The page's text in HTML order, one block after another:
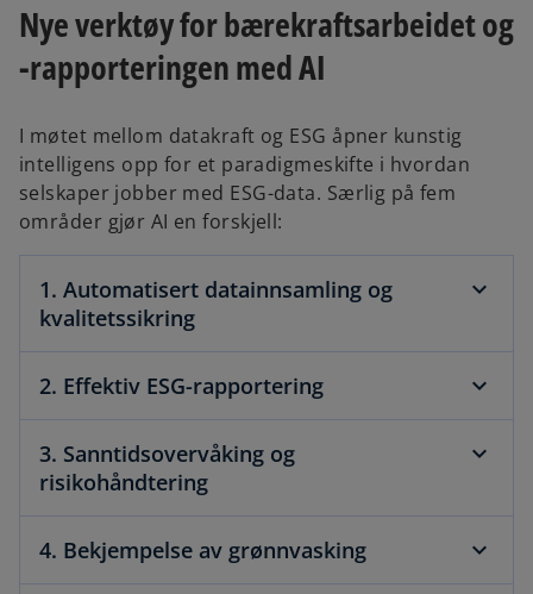
Nye verktøy for bærekraftsarbeidet og
-rapporteringen med AI
I møtet mellom datakraft og ESG åpner kunstig
intelligens opp for et paradigmeskifte i hvordan
selskaper jobber med ESG-data. Særlig på fem
områder gjør AI en forskjell:
1. Automatisert datainnsamling og
kvalitetssikring
2. Effektiv ESG-rapportering
3. Sanntidsovervåking og
risikohåndtering
4. Bekjempelse av grønnvasking